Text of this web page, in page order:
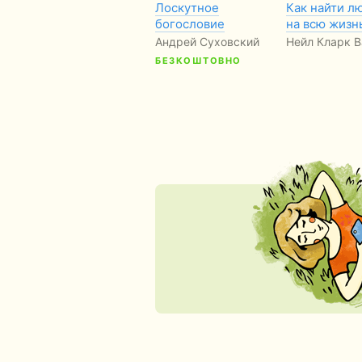
Лоскутное
богословие
Андрей Суховский
БЕЗКОШТОВНО
Как найти
на всю
Нейл Кларк